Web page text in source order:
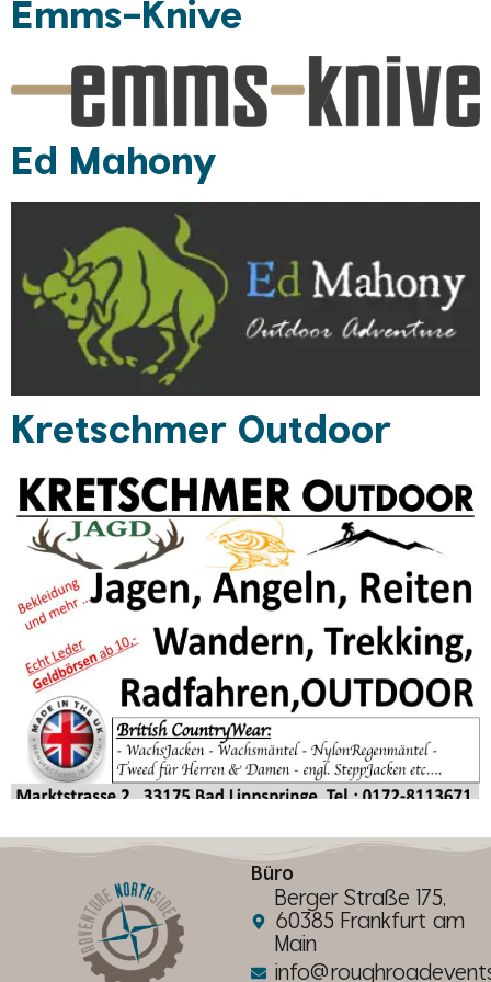
Emms-Knive
Ed Mahony
Kretschmer Outdoor
Büro
Berger Straße 175,
60385 Frankfurt am
Main